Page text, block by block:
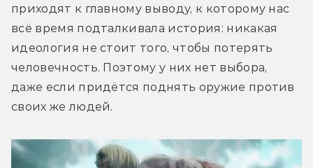
приходят к главному выводу, к которому нас
всё время подталкивала история: никакая
идеология не стоит того, чтобы потерять
человечность. Поэтому у них нет выбора,
даже если придётся поднять оружие против
своих же людей.